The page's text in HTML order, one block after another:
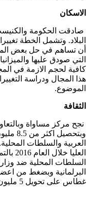
الاسكان
صادقت الحكومة
البلاد. وتشمل الخطة
أن تساهم في حل بعض
التي صودق عليها
كافية لحجم الازمة في
هذا المجال ودراسة
الموضوع.
الثقافة
نجح مركز مساواة
العربية والسلطات
السلطات المحلية ضد
البرلمانية وبضغط من
غطاس على تحويل 5 مليون شيكل اضافيات لهذا المجال.